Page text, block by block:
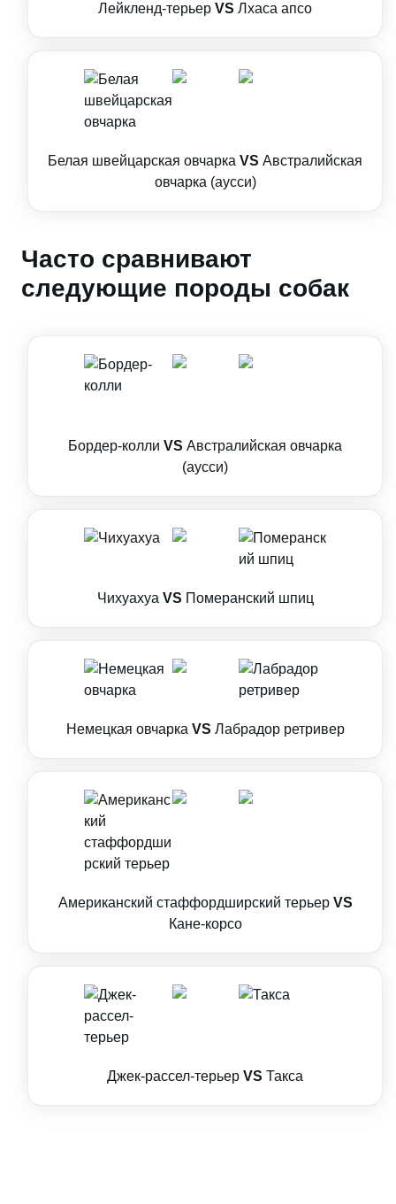
Лейкленд-терьер VS Лхаса апсо
Белая швейцарская овчарка VS Австралийская
овчарка (аусси)
Часто сравнивают
следующие породы собак
Бордер-колли VS Австралийская овчарка
(аусси)
Чихуахуа VS Померанский шпиц
Немецкая овчарка VS Лабрадор ретривер
Американский стаффордширский терьер VS
Кане-корсо
Джек-рассел-терьер VS Такса